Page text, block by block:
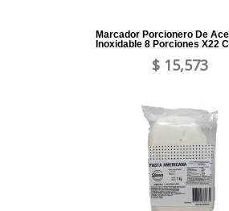
Marcador Porcionero De
Inoxidable 8 Porciones X22
$ 15,573